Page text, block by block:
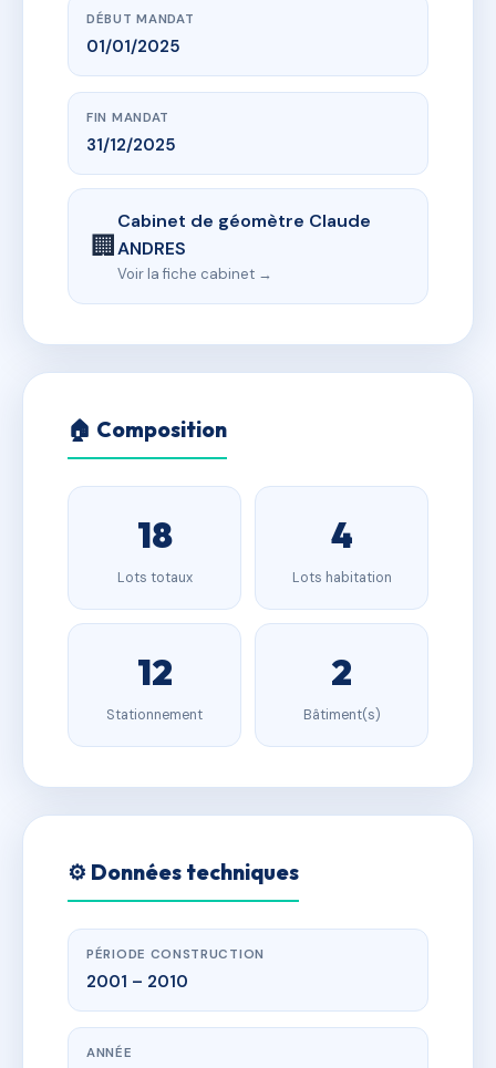
DÉBUT MANDAT
01/01/2025
FIN MANDAT
31/12/2025
🏢
Cabinet de géomètre Claude
ANDRES
Voir la fiche cabinet →
🏠 Composition
18
Lots totaux
4
Lots habitation
12
Stationnement
2
Bâtiment(s)
⚙️ Données techniques
PÉRIODE CONSTRUCTION
2001 – 2010
ANNÉE